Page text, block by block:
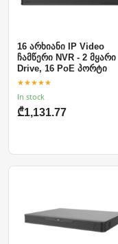
16 არხიანი IP Video
ჩამწერი NVR - 2 მყარი
Drive, 16 PoE პორტი
★★★★★
In stock
₾1,131.77